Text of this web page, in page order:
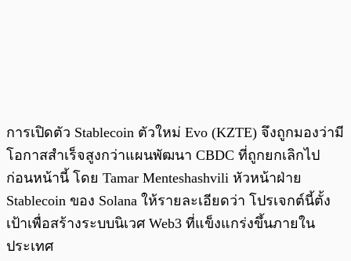
การเปิดตัว Stablecoin ตัวใหม่ Evo (KZTE) จึงถูกมองว่ามี
โอกาสสำเร็จสูงกว่าแผนพัฒนา CBDC ที่ถูกยกเลิกไป
ก่อนหน้านี้ โดย Tamar Menteshashvili หัวหน้าฝ่าย
Stablecoin ของ Solana ให้รายละเอียดว่า โปรเจกต์นี้ตั้ง
เป้าเพื่อสร้างระบบนิเวศ Web3 ที่แข็งแกร่งขึ้นภายใน
ประเทศ